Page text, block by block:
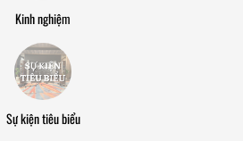
Kinh nghiệm
Sự kiện tiêu biểu